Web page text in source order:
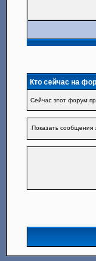
Кто сейчас на
Сейчас этот форум
Показать сообщения